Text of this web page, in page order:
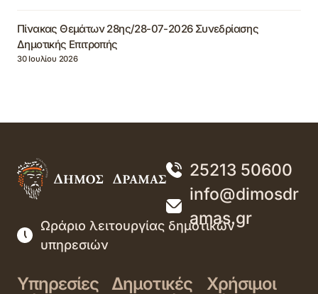
Πίνακας Θεμάτων 28ης/28-07-2026 Συνεδρίασης
Δημοτικής Επιτροπής
30 Ιουλίου 2026
25213 50600
info@dimosdr
amas.gr
Ωράριο λειτουργίας δημοτικών
υπηρεσιών
Υπηρεσίες
Δημοτικές
Χρήσιμοι